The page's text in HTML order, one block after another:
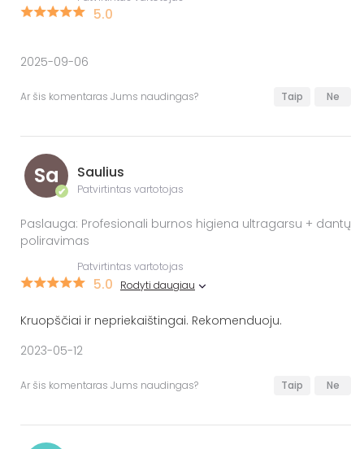
5.0
2025-09-06
Ar šis komentaras Jums naudingas? Taip Ne
Sa
✔
Saulius
Patvirtintas vartotojas
Paslauga: Profesionali burnos higiena ultragarsu + dantų
poliravimas
Patvirtintas vartotojas
5.0 Rodyti daugiau
Kruopščiai ir nepriekaištingai. Rekomenduoju.
2023-05-12
Ar šis komentaras Jums naudingas? Taip Ne